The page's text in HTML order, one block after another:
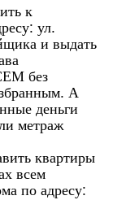
к
ул.
и выдать
без
А
деньги
метраж
квартиры
всем
по адресу: